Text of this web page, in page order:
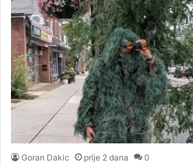
Goran Dakic prije 2 dana 0